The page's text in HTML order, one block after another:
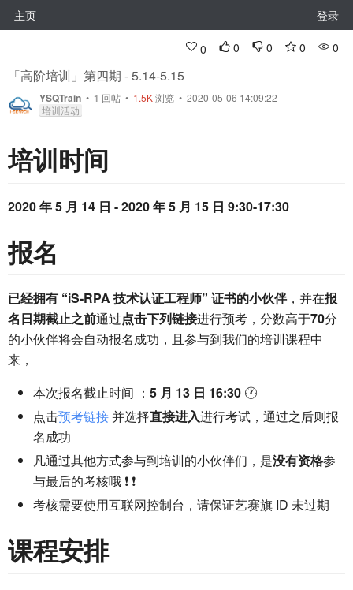
主页 登录
0 0 0 0 0
「高阶培训」第四期 - 5.14-5.15
YSQTrain • 1 回帖 • 1.5K浏览 • 2020-05-06 14:09:22
培训活动
培训时间
2020 年 5 月 14 日 - 2020 年 5 月 15 日 9:30-17:30
报名
已经拥有 “iS-RPA 技术认证工程师” 证书的小伙伴，并在报
名日期截止之前通过点击下列链接进行预考，分数高于70分
的小伙伴将会自动报名成功，且参与到我们的培训课程中
来，
本次报名截止时间 ： 5 月 13 日 16:30 🕐
点击预考链接并选择直接进入进行考试，通过之后则报
名成功
凡通过其他方式参与到培训的小伙伴们，是没有资格参
与最后的考核哦 ❗ ❗
考核需要使用互联网控制台，请保证艺赛旗 ID 未过期
课程安排